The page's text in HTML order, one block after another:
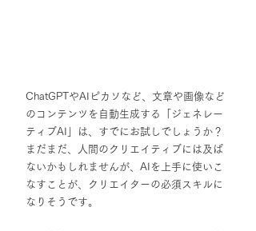
ChatGPTやAIピカソなど、文章や画像など
のコンテンツを自動生成する「ジェネレー
ティブAI」は、すでにお試しでしょうか？
まだまだ、人間のクリエイティブには及ば
ないかもしれませんが、AIを上手に使いこ
なすことが、クリエイターの必須スキルに
なりそうです。